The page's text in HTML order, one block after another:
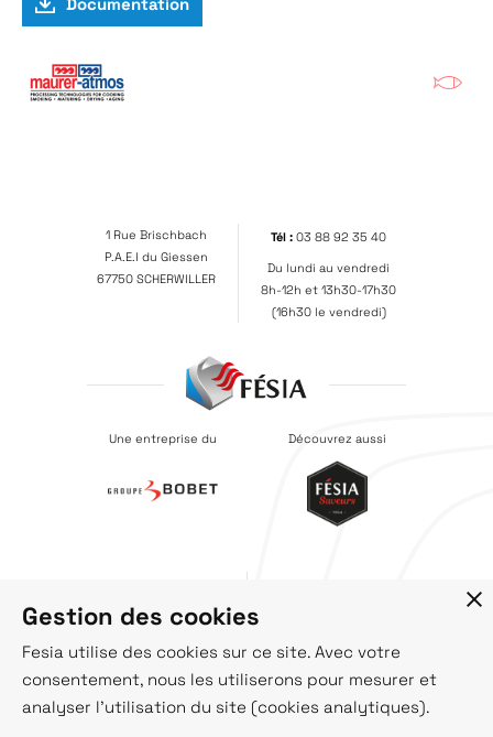
1 Rue Brischbach
P.A.E.I du Giessen
67750 SCHERWILLER
Tél : 03 88 92 35 40
Du lundi au vendredi
8h-12h et 13h30-17h30
(16h30 le vendredi)
Une entreprise du Découvrez aussi
Catalogues
Contact
Gestion des cookies
Fesia utilise des cookies sur ce site. Avec votre
consentement, nous les utiliserons pour mesurer et
analyser l'utilisation du site (cookies analytiques).